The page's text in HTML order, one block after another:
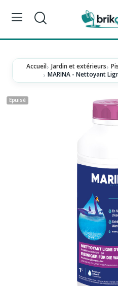
Accueil Jardin et extérieurs
MARINA - Nettoyant
Epuisé